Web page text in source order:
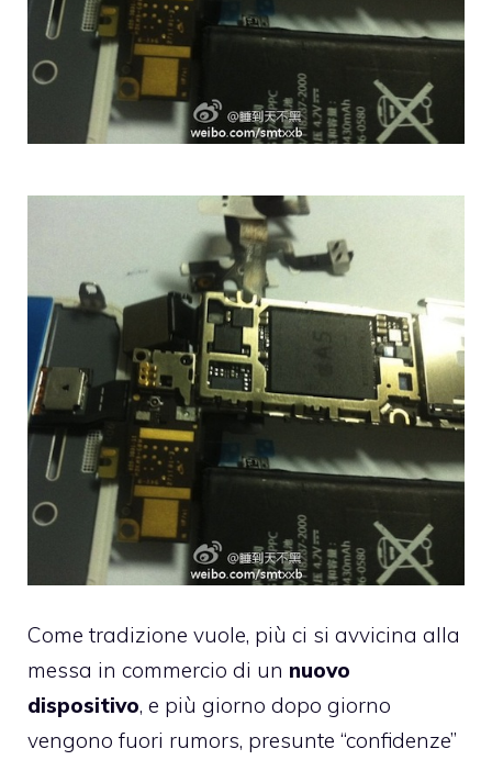
Come tradizione vuole, più ci si avvicina alla
messa in commercio di un nuovo
dispositivo, e più giorno dopo giorno
vengono fuori rumors, presunte “confidenze”